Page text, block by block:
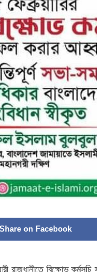
Share on Facebook
রাজধানীতে বিক্ষোভ কর্মসূচি